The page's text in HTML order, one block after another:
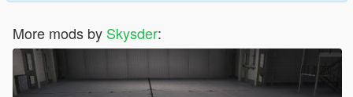
More mods by Skysder: